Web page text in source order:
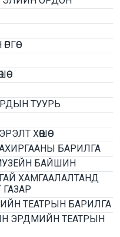
ТУУРЬ
ХӨШӨӨ
БАРИЛГА
БАЙШИН
ХАМГААЛАЛТАНД
ТЕАТРЫН БАРИЛГА
ЭРДМИЙН ТЕАТРЫН